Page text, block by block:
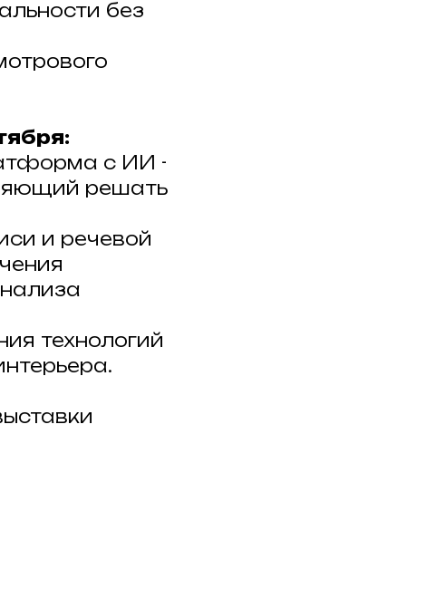
без
с ИИ -
решать
и речевой
технологий